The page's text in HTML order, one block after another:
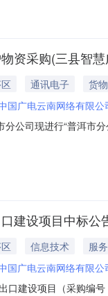
资采购(三县智
通讯电子
货物
国广电云南网络有限
公司现进行“普洱市
洱市分公司1.4采购方
建设项目中标公
信息技术
服务
国广电云南网络有限
口建设项目（采购编